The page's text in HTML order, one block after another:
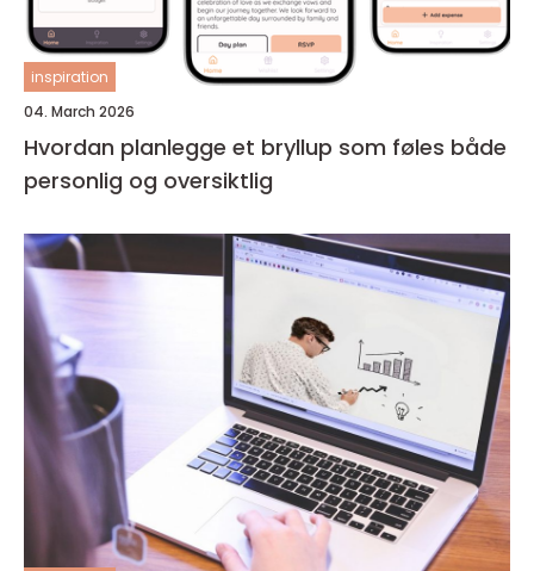
inspiration
04. March 2026
Hvordan planlegge et bryllup som føles både
personlig og oversiktlig